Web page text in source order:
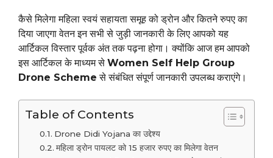
कैसे मिलेगा महिला स्वयं सहायता समूह को ड्रोन और कितने रुपए का
दिया जाएगा वेतन इन सभी से जुड़ी जानकारी के लिए आपको यह
आर्टिकल विस्तार पूर्वक अंत तक पढ़ना होगा। क्योंकि आज हम आपको
इस आर्टिकल के माध्यम से Women Self Help Group
Drone Scheme से संबंधित संपूर्ण जानकारी उपलब्ध कराएंगे।
Table of Contents
Drone Didi Yojana का उद्देश्य
महिला ड्रोन पायलट को 15 हजार रुपए का मिलेगा वेतन